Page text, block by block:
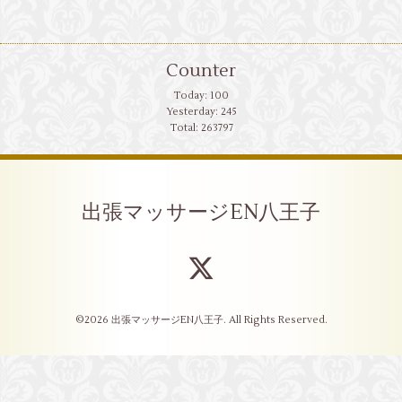
Counter
Today: 100
Yesterday: 245
Total: 263797
出張マッサージEN八王子
©2026 出張マッサージEN八王子. All Rights Reserved.